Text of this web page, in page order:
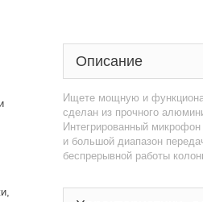
Описание
Ищете мощную и
сделан из прочного
Интегрированный
и большой диапазон
беспрерывной работы